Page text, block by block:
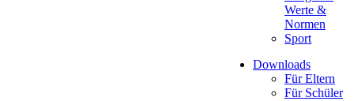
Werte &
Normen
Sport
Downloads
Für Eltern
Für Schüler